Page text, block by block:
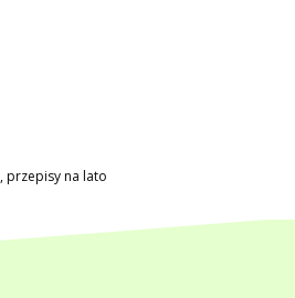
,przepisy na lato